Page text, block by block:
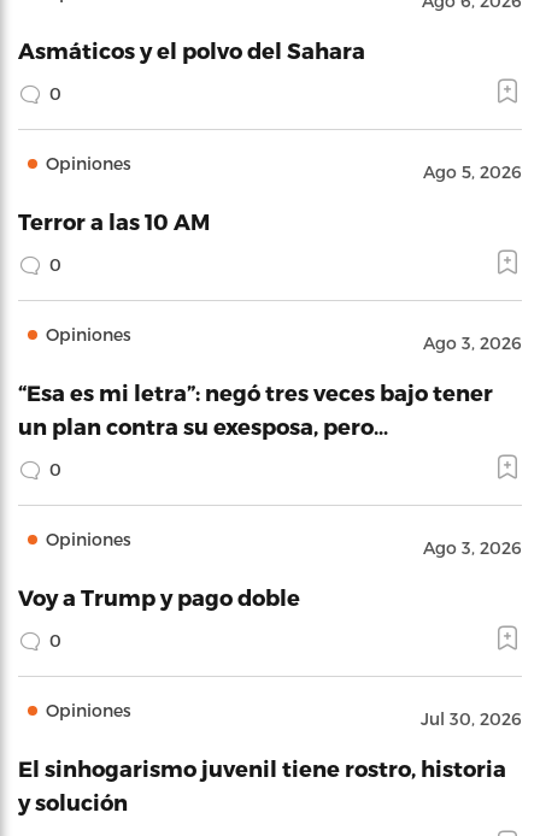
Asmáticos y el polvo del Sahara
0
Opiniones Ago 5, 2026
Terror a las 10 AM
0
Opiniones Ago 3, 2026
“Esa es mi letra”: negó tres veces bajo tener
un plan contra su exesposa, pero…
0
Opiniones Ago 3, 2026
Voy a Trump y pago doble
0
Opiniones Jul 30, 2026
El sinhogarismo juvenil tiene rostro, historia
y solución